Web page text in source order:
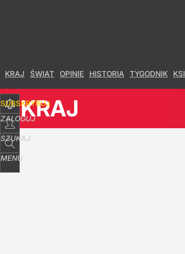
KRAJ ŚWIAT OPINIE HISTORIA TYGODNIK
SUBSKRYBUJ
ZALOGUJ
SZUKAJ
MENU
KRAJ